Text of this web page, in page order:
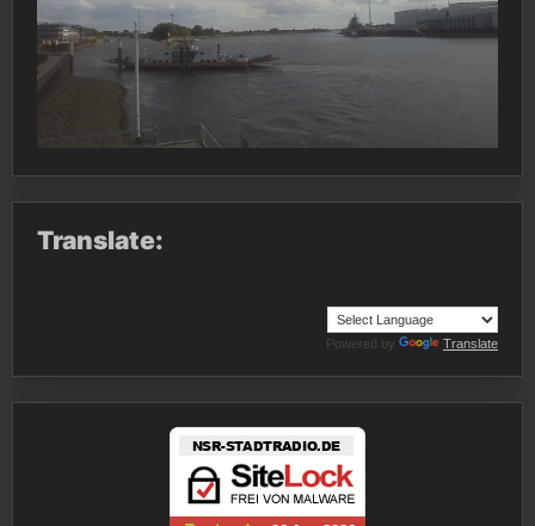
Translate:
Powered by Translate